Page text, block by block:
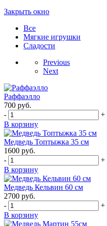
Закрыть окно
Все
Мягкие игрушки
Сладости
Previous
Next
Раффаэлло
700 руб.
-
+
В корзину
Медведь Топтыжка 35 см
1600 руб.
-
+
В корзину
Медведь Кельвин 60 см
2700 руб.
-
+
В корзину